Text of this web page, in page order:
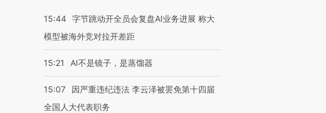
15:44 字节跳动开全员会复盘AI业务进展 称大
模型被海外竞对拉开差距
15:21 AI不是镜子，是蒸馏器
15:07
因严重违纪违法 李云泽被罢免第十四届
全国人大代表职务